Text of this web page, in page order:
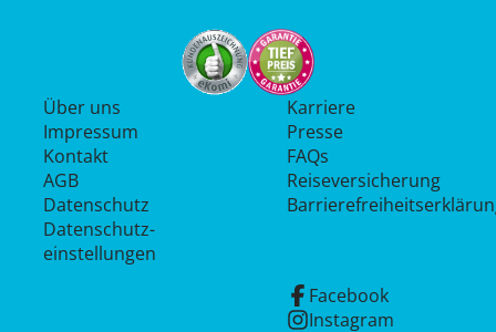
Über uns
Impressum
Kontakt
AGB
Datenschutz
Datenschutz­
einstellungen
Karriere
Presse
FAQs
Reiseversicherung
Facebook
Instagram